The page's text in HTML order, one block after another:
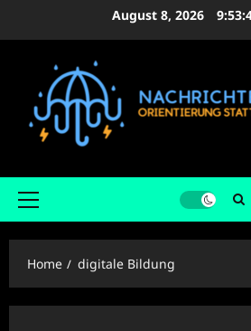
August 8, 2026
Primary
Home digitale Bildung